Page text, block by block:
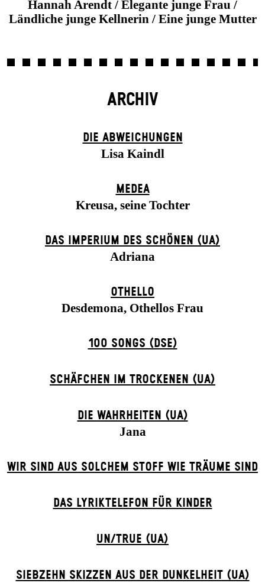
Hannah Arendt / Elegante junge Frau /
Ländliche junge Kellnerin / Eine junge Mutter
ARCHIV
DIE ABWEICHUNGEN
Lisa Kaindl
MEDEA
Kreusa, seine Tochter
DAS IMPERIUM DES SCHÖNEN (UA)
Adriana
OTHELLO
Desdemona, Othellos Frau
100 SONGS (DSE)
SCHÄFCHEN IM TROCKENEN (UA)
DIE WAHRHEITEN (UA)
Jana
WIR SIND AUS SOLCHEM STOFF WIE TRÄUME SIND
DAS LYRIKTELEFON FÜR KINDER
UN/TRUE (UA)
SIEBZEHN SKIZZEN AUS DER DUNKELHEIT (UA)